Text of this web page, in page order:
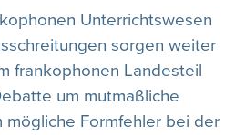
Unterrichtswesen
sorgen weiter
frankophonen Landesteil
um mutmaßliche
mögliche Formfehler bei der